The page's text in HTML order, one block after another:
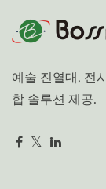
예술 진열대, 전
합 솔루션 제공.